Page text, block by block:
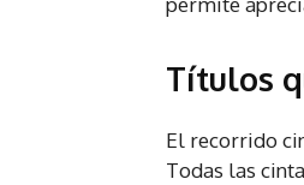
Títulos
El recorrido
Todas las